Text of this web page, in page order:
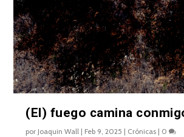
(El) fuego camina
por Joaquin Wall | Feb 9, 2025 | Crónicas | 0